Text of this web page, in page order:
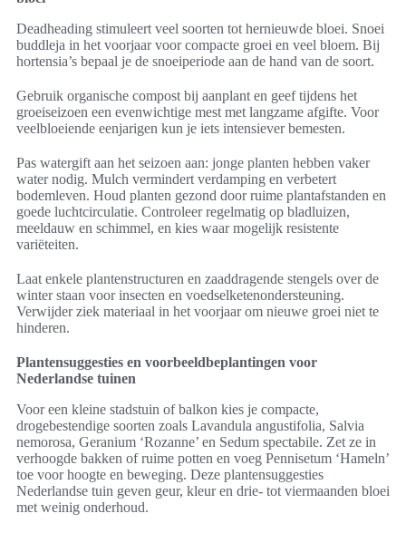
Deadheading stimuleert veel soorten tot hernieuwde bloei. Snoei
buddleja in het voorjaar voor compacte groei en veel bloem. Bij
hortensia’s bepaal je de snoeiperiode aan de hand van de soort.
Gebruik organische compost bij aanplant en geef tijdens het
groeiseizoen een evenwichtige mest met langzame afgifte. Voor
veelbloeiende eenjarigen kun je iets intensiever bemesten.
Pas watergift aan het seizoen aan: jonge planten hebben vaker
water nodig. Mulch vermindert verdamping en verbetert
bodemleven. Houd planten gezond door ruime plantafstanden en
goede luchtcirculatie. Controleer regelmatig op bladluizen,
meeldauw en schimmel, en kies waar mogelijk resistente
variëteiten.
Laat enkele plantenstructuren en zaaddragende stengels over de
winter staan voor insecten en voedselketenondersteuning.
Verwijder ziek materiaal in het voorjaar om nieuwe groei niet te
hinderen.
Plantensuggesties en voorbeeldbeplantingen voor
Nederlandse tuinen
Voor een kleine stadstuin of balkon kies je compacte,
drogebestendige soorten zoals Lavandula angustifolia, Salvia
nemorosa, Geranium ‘Rozanne’ en Sedum spectabile. Zet ze in
verhoogde bakken of ruime potten en voeg Pennisetum ‘Hameln’
toe voor hoogte en beweging. Deze plantensuggesties
Nederlandse tuin geven geur, kleur en drie- tot viermaanden bloei
met weinig onderhoud.